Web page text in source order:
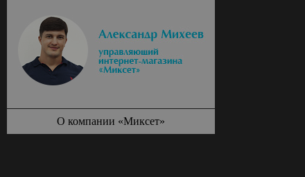
О компании «Миксет»